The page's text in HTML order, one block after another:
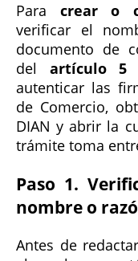
Para crear o
verificar el
documento de
del artículo 5
autenticar las
de Comercio,
DIAN y abrir la
trámite toma
Paso 1.
nombre o
Antes de